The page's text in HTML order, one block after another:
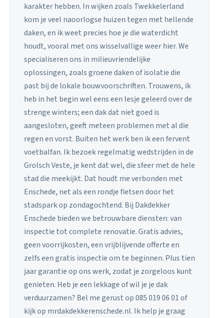
karakter hebben. In wijken zoals Twekkelerland
kom je veel naoorlogse huizen tegen met hellende
daken, en ik weet precies hoe je die waterdicht
houdt, vooral met ons wisselvallige weer hier. We
specialiseren ons in milieuvriendelijke
oplossingen, zoals groene daken of isolatie die
past bij de lokale bouwvoorschriften. Trouwens, ik
heb in het begin wel eens een lesje geleerd over de
strenge winters; een dak dat niet goed is
aangesloten, geeft meteen problemen met al die
regen en vorst. Buiten het werk ben ik een fervent
voetbalfan. Ik bezoek regelmatig wedstrijden in de
Grolsch Veste, je kent dat wel, die sfeer met de hele
stad die meekijkt. Dat houdt me verbonden met
Enschede, net als een rondje fietsen door het
stadspark op zondagochtend. Bij Dakdekker
Enschede bieden we betrouwbare diensten: van
inspectie tot complete renovatie. Gratis advies,
geen voorrijkosten, een vrijblijvende offerte en
zelfs een gratis inspectie om te beginnen. Plus tien
jaar garantie op ons werk, zodat je zorgeloos kunt
genieten. Heb je een lekkage of wil je je dak
verduurzamen? Bel me gerust op 085 019 06 01 of
kijk op mrdakdekkerenschede.nl. Ik help je graag